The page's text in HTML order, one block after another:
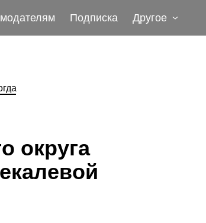
Подписка Другое
округа